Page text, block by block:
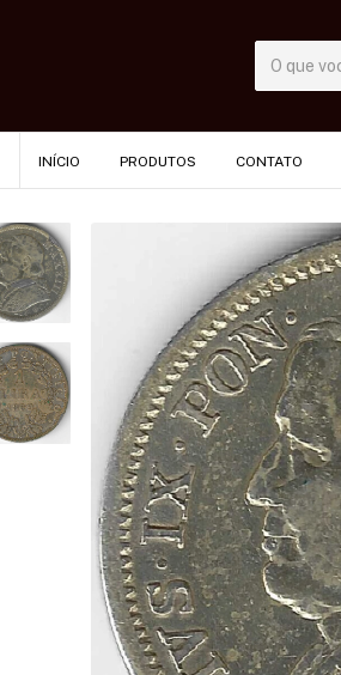
INÍCIO PRODUTOS CONTATO